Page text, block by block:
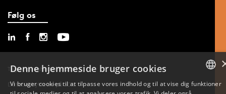
Følg os
Tilgængelighedserklæring
Databeskyttelse på SDU
Denne hjemmeside bruger cookies
Vi bruger cookies til at tilpasse vores indhold og til at vise dig funktioner